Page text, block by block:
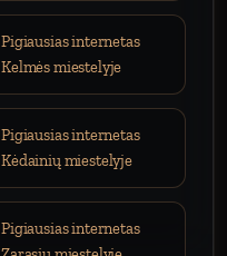
Pigiausias internetas
Kelmės miestelyje
Pigiausias internetas
Kėdainių miestelyje
Pigiausias internetas